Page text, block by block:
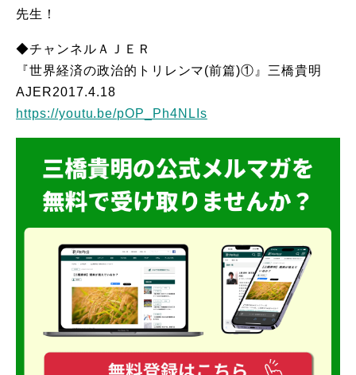
先生！
◆チャンネルＡＪＥＲ
『世界経済の政治的トリレンマ(前篇)①』三橋貴明
AJER2017.4.18
https://youtu.be/pOP_Ph4NLIs